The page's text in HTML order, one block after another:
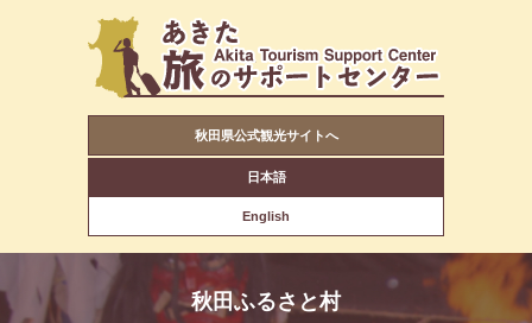
秋田県公式観光サイトへ
日本語
English
秋田ふるさと村